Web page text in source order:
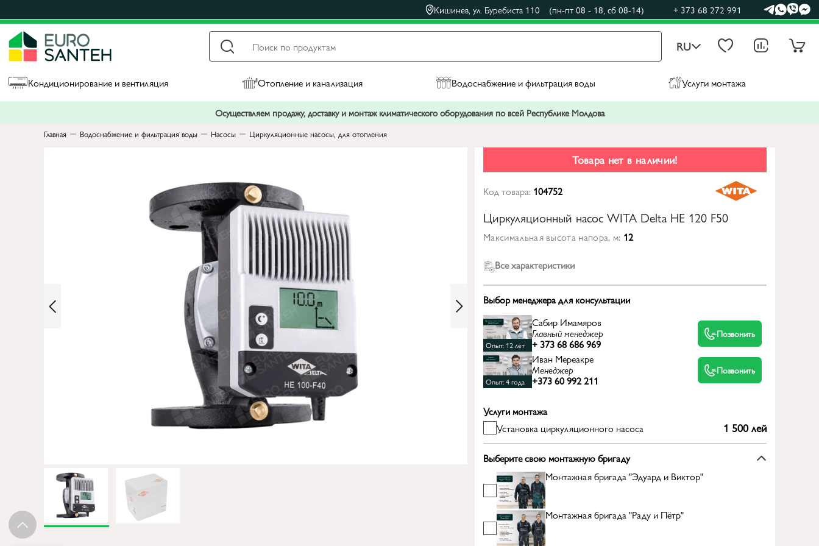
Кишинев, ул. Буребиста 110 (пн-пт 08 - 18, сб 08-14) + 373 68 272 991
RU
Кондиционирование и вентиляция Отопление и канализация Водоснабжение и фильтрация воды Услуги монтажа
Осуществляем продажу, доставку и монтаж климатического оборудования по всей Республике Молдова
Главная Водоснабжение и фильтрация воды Насосы Циркуляционные насосы, для отопления
Товара нет в наличии!
Код товара: 104752
Циркуляционный насос WITA Delta HE 120 F50
Максимальная высота напора, м: 12
Все характеристики
Выбор менеджера для консультации
Опыт: 12 лет
Сабир Имамяров
Главный менеджер
+ 373 68 686 969
Позвонить
Опыт: 4 года
Иван Мереакре
Менеджер
+373 60 992 211
Позвонить
Услуги монтажа
Установка циркуляционного насоса
1 500 лей
Выберите свою монтажную бригаду
Монтажная бригада"Эдуард и Виктор"
Монтажная бригада"Раду и Пётр"